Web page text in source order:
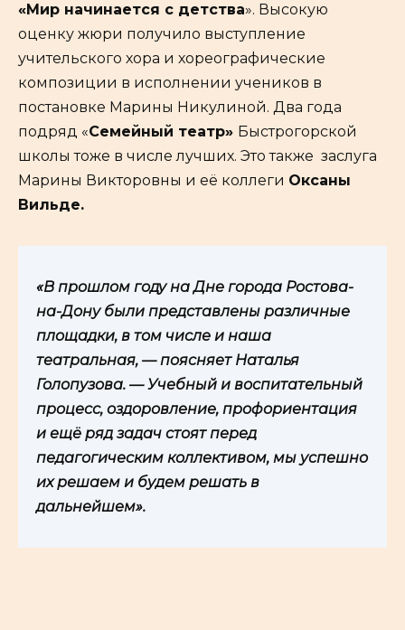
«Мир начинается с детства». Высокую
оценку жюри получило выступление
учительского хора и хореографические
композиции в исполнении учеников в
постановке Марины Никулиной. Два года
подряд «Семейный театр» Быстрогорской
школы тоже в числе лучших. Это также заслуга
Марины Викторовны и её коллеги Оксаны
Вильде.
«В прошлом году на Дне города Ростова-
на-Дону были представлены различные
площадки, в том числе и наша
театральная, — поясняет Наталья
Голопузова. — Учебный и воспитательный
процесс, оздоровление, профориентация
и ещё ряд задач стоят перед
педагогическим коллективом, мы успешно
их решаем и будем решать в
дальнейшем».